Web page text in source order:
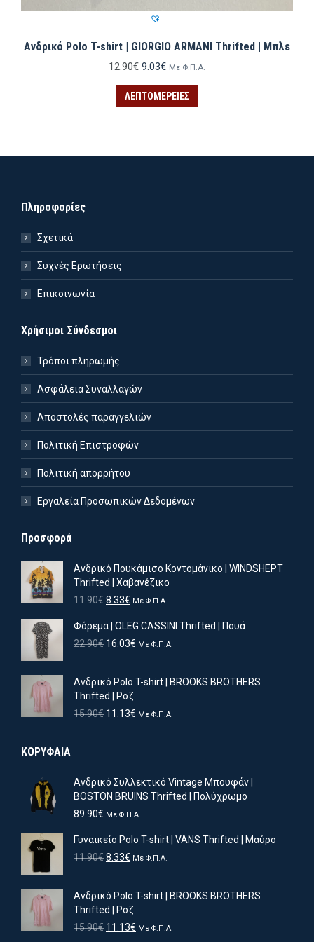
Ανδρικό Polo T-shirt | GIORGIO ARMANI Thrifted | Μπλε
12.90€ Original
was:
12.90€.
9.03€Η
τιμή
είναι:
Με Φ.Π.Α.
ΛΕΠΤΟΜΈΡΕΙΕΣ
Πληροφορίες
Σχετικά
Συχνές Ερωτήσεις
Επικοινωνία
Χρήσιμοι Σύνδεσμοι
Τρόποι πληρωμής
Ασφάλεια Συναλλαγών
Αποστολές παραγγελιών
Πολιτική Επιστροφών
Πολιτική απορρήτου
Εργαλεία Προσωπικών Δεδομένων
Προσφορά
Ανδρικό Πουκάμισο Κοντομάνικο | WINDSHEPT
Thrifted | Χαβανέζικο
11.90€Original
was:
11.90€.
8.33€ Η
τιμή
είναι:
Με Φ.Π.Α.
Φόρεμα | OLEG CASSINI Thrifted | Πουά
22.90€ Original
22.90€.
16.03€ Η
είναι:
Με Φ.Π.Α.
Ανδρικό Polo T-shirt | BROOKS BROTHERS
Thrifted | Ροζ
15.90€ Original
11.13€ ΗΜε Φ.Π.Α.
ΚΟΡΥΦΑΙΑ
Ανδρικό Συλλεκτικό Vintage Μπουφάν |
BOSTON BRUINS Thrifted | Πολύχρωμο
89.90€ Με Φ.Π.Α.
Γυναικείο Polo T-shirt | VANS Thrifted | Μαύρο
11.90€Original
11.90€.
8.33€ Η
είναι:
8.33€.
Με Φ.Π.Α.
Ανδρικό Polo T-shirt | BROOKS BROTHERS
Thrifted | Ροζ
15.90€ Original
11.13€ ΗΜε Φ.Π.Α.